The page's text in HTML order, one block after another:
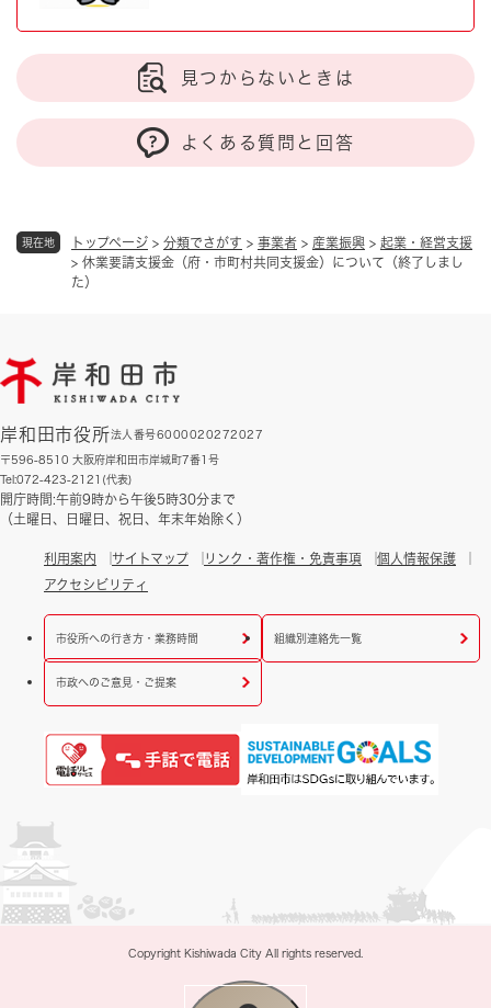
現在地 トップページ > 分類でさがす > 事業者 > 産業振興 > 起業・経営支援
> 休業要請支援金（府・市町村共同支援金）について（終了しまし
た）
見つからないときは
よくある質問と回答
岸和田市役所法人番号6000020272027
〒596-8510 大阪府岸和田市岸城町7番1号
Tel:072-423-2121(代表)
開庁時間:午前9時から午後5時30分まで
（土曜日、日曜日、祝日、年末年始除く）
利用案内 サイトマップ リンク・著作権・免責事項
個人情報保護
アクセシビリティ
市役所への行き方・業務時間 組織別連絡先一覧
市政へのご意見・ご提案
Copyright Kishiwada City All rights reserved.